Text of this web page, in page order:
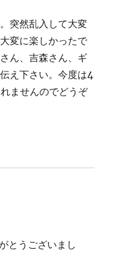
突然乱入して大変
変に楽しかったで
ん、吉森さん、ギ
え下さい。今度は4
ませんのでどうぞ
とうございまし